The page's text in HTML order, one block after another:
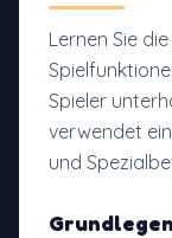
Lernen Sie
Spieler
verwendet
und